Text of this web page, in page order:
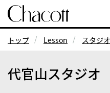
トップ Lesson スタジ
代官山スタジオ